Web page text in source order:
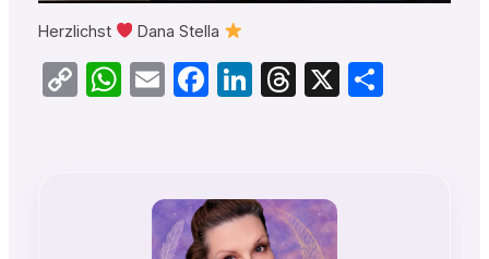
Herzlichst Dana Stella
CopyWhatsApp
EmailFacebook
LinkedIn
Threads
X Teilen